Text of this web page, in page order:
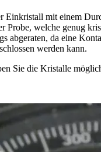
Einkristall mit einem
welche genug
abgeraten, da eine
werden kann.
Sie die Kristalle